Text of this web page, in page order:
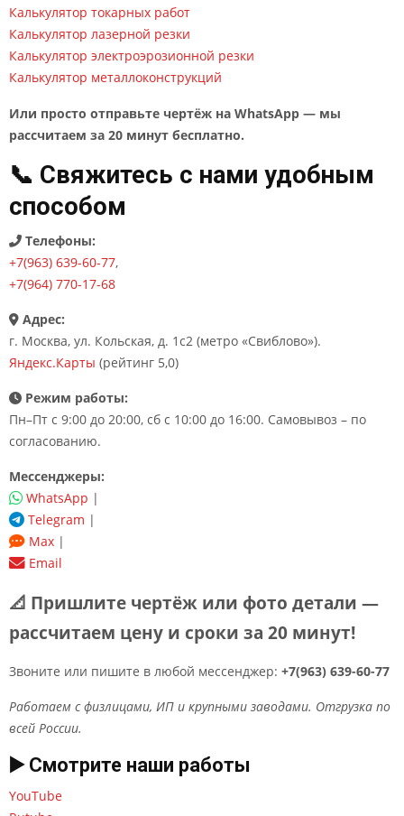
Калькулятор токарных работ
Калькулятор лазерной резки
Калькулятор электроэрозионной резки
Калькулятор металлоконструкций
Или просто отправьте чертёж на WhatsApp — мы
рассчитаем за 20 минут бесплатно.
📞 Свяжитесь с нами удобным
способом
Телефоны:
+7(963) 639-60-77,
+7(964) 770-17-68
Адрес:
г. Москва, ул. Кольская, д. 1с2 (метро «Свиблово»).
Яндекс.Карты (рейтинг 5,0)
Режим работы:
Пн–Пт с 9:00 до 20:00, сб с 10:00 до 16:00. Самовывоз – по
согласованию.
Мессенджеры:
WhatsApp |
Telegram |
Max |
Email
📐 Пришлите чертёж или фото детали —
рассчитаем цену и сроки за 20 минут!
Звоните или пишите в любой мессенджер: +7(963) 639-60-77
Работаем с физлицами, ИП и крупными заводами. Отгрузка по
всей России.
▶️ Смотрите наши работы
YouTube